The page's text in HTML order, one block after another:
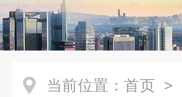
当前位置： 首页 >